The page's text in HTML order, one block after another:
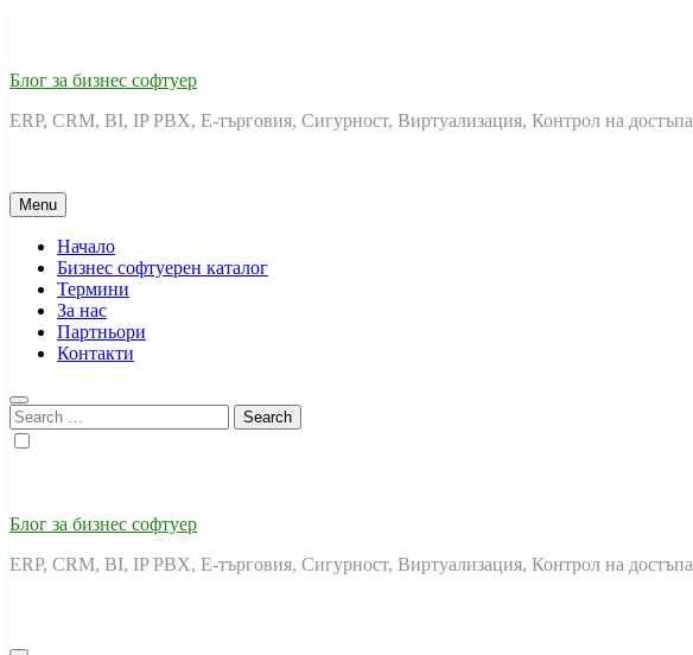
Блог за бизнес софтуер
ERP, CRM, BI, IP PBX, Е-търговия, Сигурност, Виртуализация, Контрол на достъпа
Menu
Начало
Бизнес софтуерен каталог
Термини
За нас
Партньори
Контакти
Search
for:
Блог за бизнес софтуер
ERP, CRM, BI, IP PBX, Е-търговия, Сигурност, Виртуализация, Контрол на достъпа